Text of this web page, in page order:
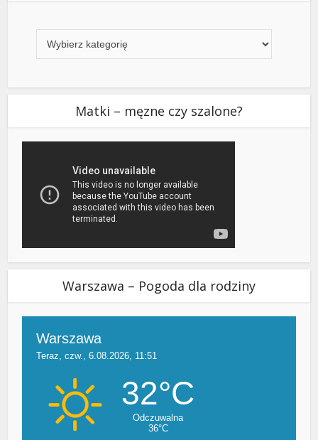
Matki – męzne czy szalone?
Warszawa – Pogoda dla rodziny